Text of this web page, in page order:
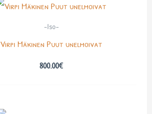
-Iso-
Virpi Mäkinen Puut unelmoivat
800.00€